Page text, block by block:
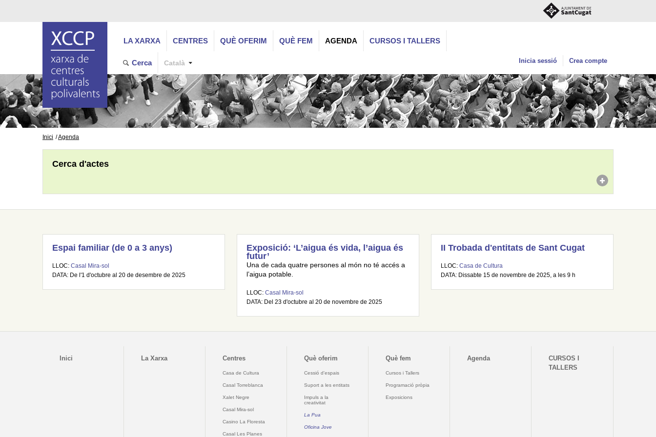
LA XARXA CENTRES QUÈ OFERIM QUÈ FEM AGENDA CURSOS I TALLERS
Cerca Català Inicia sessió Crea compte
Inici Agenda
Cerca d'actes
Espai familiar (de 0 a 3 anys)
LLOC: Casal Mira-sol
DATA: De l'1 d'octubre al 20 de desembre de 2025
Exposició: ‘L’aigua és vida, l’aigua és
futur’
Una de cada quatre persones al món no té accés a
l’aigua potable.
LLOC: Casal Mira-sol
DATA: Del 23 d'octubre al 20 de novembre de 2025
II Trobada d'entitats de Sant Cugat
LLOC: Casa de Cultura
DATA: Dissabte 15 de novembre de 2025, a les 9 h
Inici La Xarxa Centres
Casa de Cultura
Casal Torreblanca
Xalet Negre
Casal Mira-sol
Casino La Floresta
Casal Les Planes
Què oferim
Cessió d'espais
Suport a les entitats
Impuls a la
creativitat
La Pua
Oficina Jove
Què fem
Cursos i Tallers
Programació pròpia
Exposicions
Agenda
CURSOS I
TALLERS